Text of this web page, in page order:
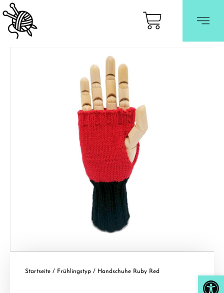
Startseite / Frühlingstyp / Handschuhe Ruby Red